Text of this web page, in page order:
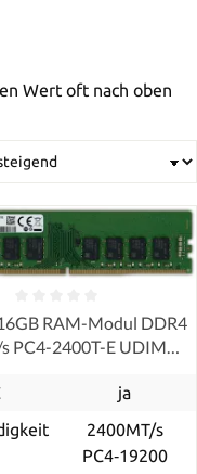
Wert oft nach oben
RAM-Modul DDR4
PC4-2400T-E UDIMM
ja
2400MT/s
PC4‑19200